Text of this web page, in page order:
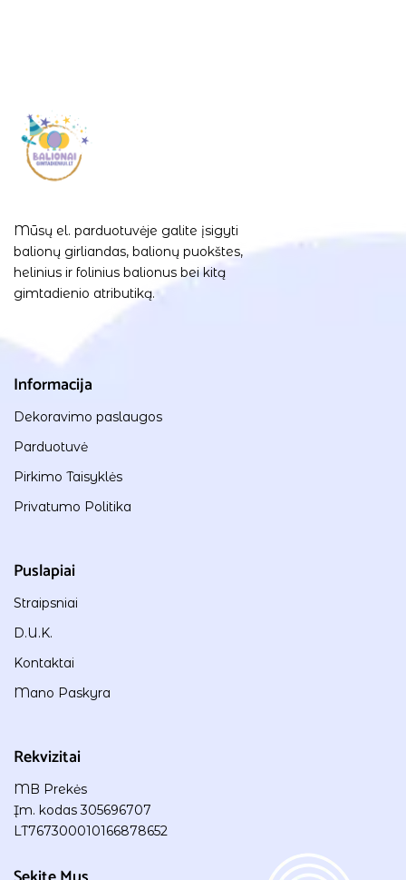
Mūsų el. parduotuvėje galite įsigyti
balionų girliandas, balionų puokštes,
helinius ir folinius balionus bei kitą
gimtadienio atributiką.
Informacija
Dekoravimo paslaugos
Parduotuvė
Pirkimo Taisyklės
Privatumo Politika
Puslapiai
Straipsniai
D.U.K.
Kontaktai
Mano Paskyra
Rekvizitai
MB Prekės
Įm. kodas 305696707
LT767300010166878652